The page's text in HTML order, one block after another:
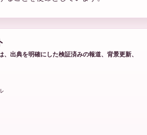
、出典を明確にした検証済みの報道、背景更新、